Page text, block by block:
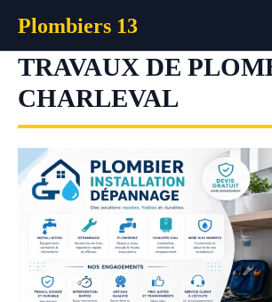
contenu
Plombiers 13
TRAVAUX DE
CHARLEVAL